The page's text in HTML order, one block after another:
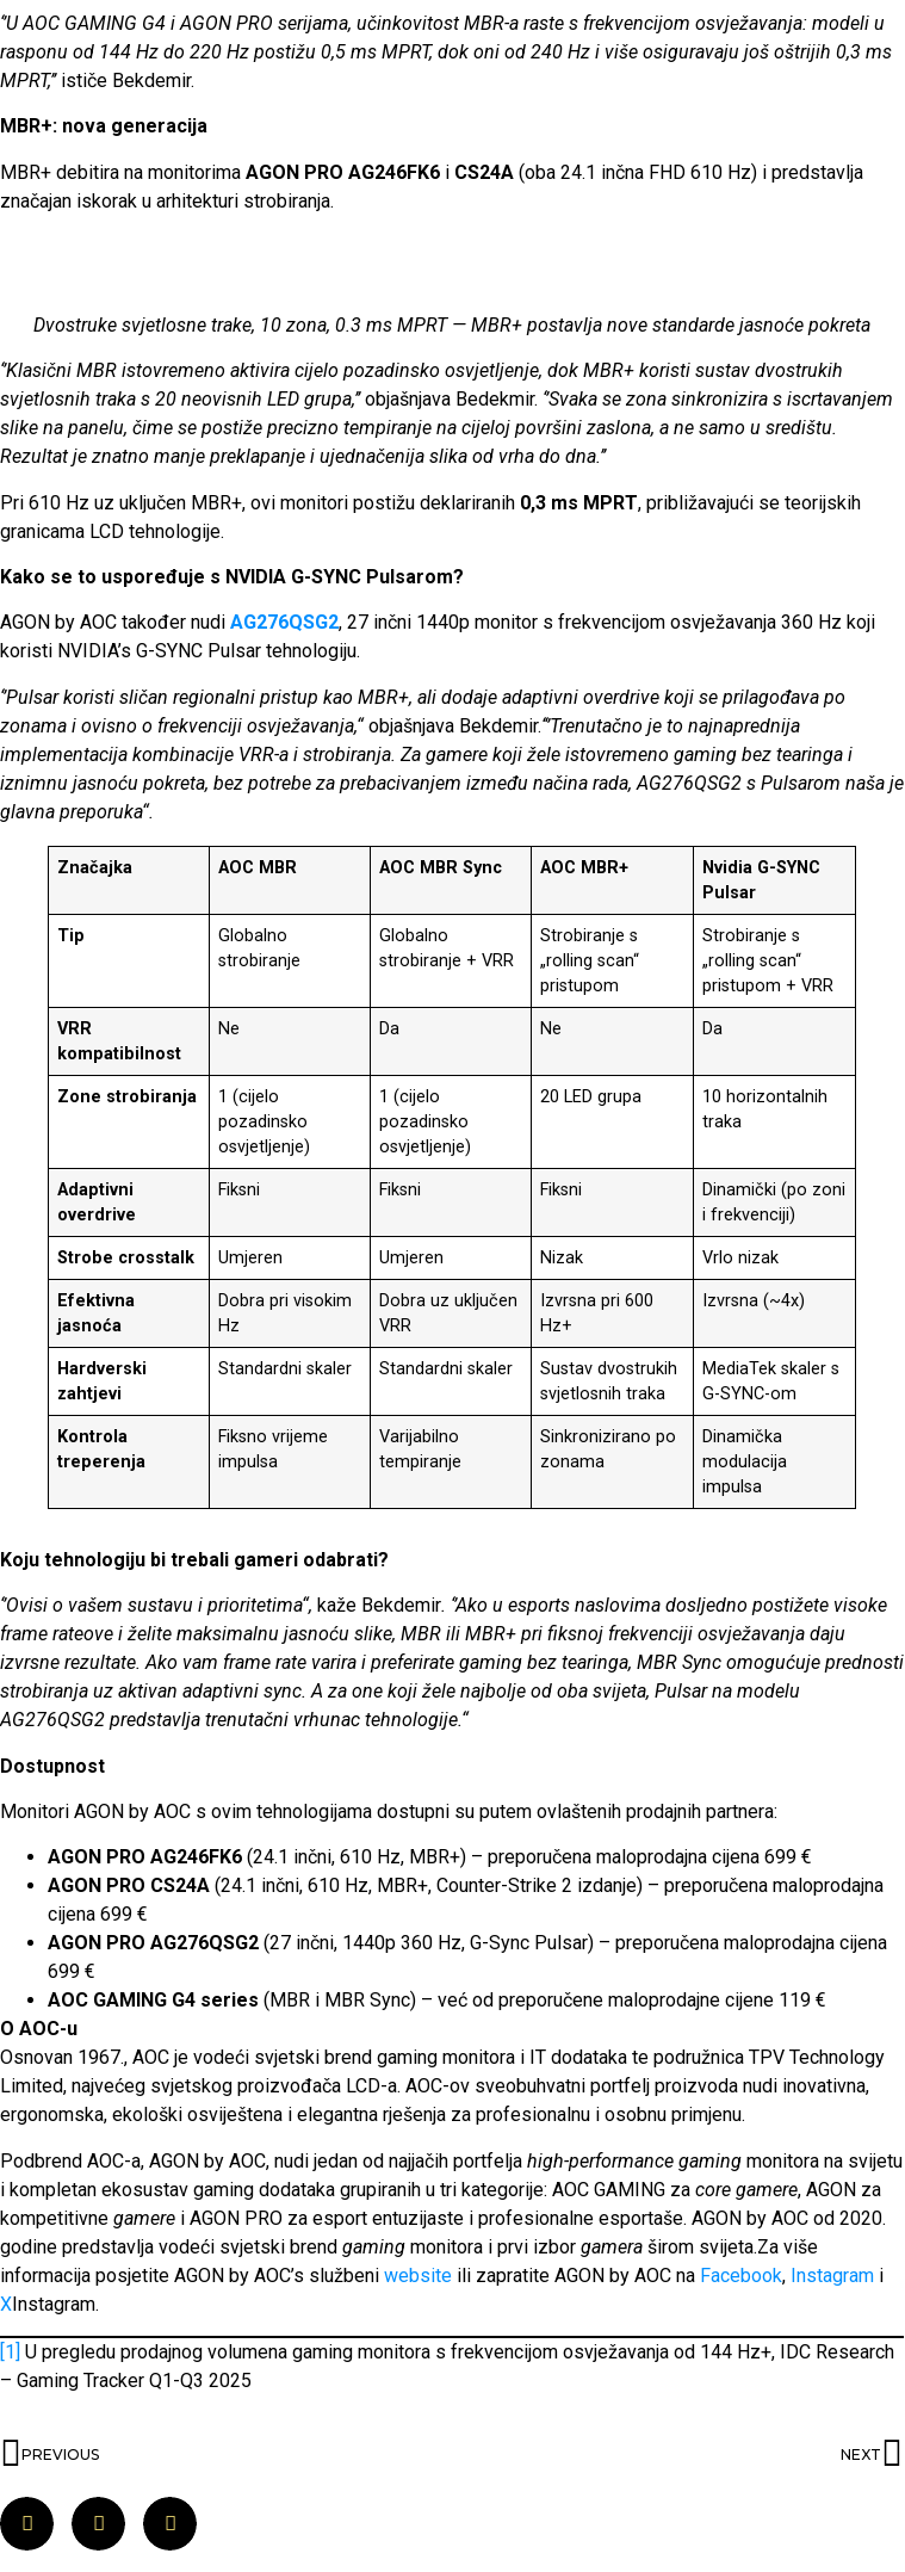
‘’U AOC GAMING G4 i AGON PRO serijama, učinkovitost MBR-a raste s frekvencijom osvježavanja: modeli u
rasponu od 144 Hz do 220 Hz postižu 0,5 ms MPRT, dok oni od 240 Hz i više osiguravaju još oštrijih 0,3 ms
MPRT,’’ističe Bekdemir.
MBR+: nova generacija
MBR+ debitira na monitorima AGON PRO AG246FK6 i CS24A (oba 24.1 inčna FHD 610 Hz) i predstavlja
značajan iskorak u arhitekturi strobiranja.
Dvostruke svjetlosne trake, 10 zona, 0.3 ms MPRT — MBR+ postavlja nove standarde jasnoće pokreta
‘’Klasični MBR istovremeno aktivira cijelo pozadinsko osvjetljenje, dok MBR+ koristi sustav dvostrukih
svjetlosnih traka s 20 neovisnih LED grupa,’’objašnjava Bedekmir. ‘’Svaka se zona sinkronizira s iscrtavanjem
slike na panelu, čime se postiže precizno tempiranje na cijeloj površini zaslona, a ne samo u središtu.
Rezultat je znatno manje preklapanje i ujednačenija slika od vrha do dna.’’
Pri 610 Hz uz uključen MBR+, ovi monitori postižu deklariranih 0,3 ms MPRT, približavajući se teorijskih
granicama LCD tehnologije.
Kako se to uspoređuje s NVIDIA G-SYNC Pulsarom?
AGON by AOC također nudi AG276QSG2, 27 inčni 1440p monitor s frekvencijom osvježavanja 360 Hz koji
koristi NVIDIA’s G-SYNC Pulsar tehnologiju.
‘’Pulsar koristi sličan regionalni pristup kao MBR+, ali dodaje adaptivni overdrive koji se prilagođava po
zonama i ovisno o frekvenciji osvježavanja,“objašnjava Bekdemir.‘‘’Trenutačno je to najnaprednija
implementacija kombinacije VRR-a i strobiranja. Za gamere koji žele istovremeno gaming bez tearinga i
iznimnu jasnoću pokreta, bez potrebe za prebacivanjem između načina rada, AG276QSG2 s Pulsarom naša je
glavna preporuka“.
Značajka AOC MBR AOC MBR Sync AOC MBR+
Nvidia G-SYNC
Pulsar
Tip
Globalno
strobiranje
Globalno
strobiranje + VRR
Strobiranje s
„rolling scan“
pristupom
Strobiranje s
„rolling scan“
pristupom + VRR
VRR
kompatibilnost
Ne Da Ne Da
Zone strobiranja
1 (cijelo
pozadinsko
osvjetljenje)
1 (cijelo
pozadinsko
osvjetljenje)
20 LED grupa
10 horizontalnih
traka
Adaptivni
overdrive
Fiksni Fiksni Fiksni
Dinamički (po zoni
i frekvenciji)
Strobe crosstalk Umjeren Umjeren Nizak Vrlo nizak
Efektivna
jasnoća
Dobra pri visokim
Hz
Dobra uz uključen
VRR
Izvrsna pri 600
Hz+
Izvrsna (~4x)
Hardverski
zahtjevi
Standardni skaler Standardni skaler
Sustav dvostrukih
svjetlosnih traka
MediaTek skaler s
G-SYNC-om
Kontrola
treperenja
Fiksno vrijeme
impulsa
Varijabilno
tempiranje
Sinkronizirano po
zonama
Dinamička
modulacija
impulsa
Koju tehnologiju bi trebali gameri odabrati?
‘’Ovisi o vašem sustavu i prioritetima“, kaže Bekdemir. ‘’Ako u esports naslovima dosljedno postižete visoke
frame rateove i želite maksimalnu jasnoću slike, MBR ili MBR+ pri fiksnoj frekvenciji osvježavanja daju
izvrsne rezultate. Ako vam frame rate varira i preferirate gaming bez tearinga, MBR Sync omogućuje prednosti
strobiranja uz aktivan adaptivni sync. A za one koji žele najbolje od oba svijeta, Pulsar na modelu
AG276QSG2 predstavlja trenutačni vrhunac tehnologije.“
Dostupnost
Monitori AGON by AOC s ovim tehnologijama dostupni su putem ovlaštenih prodajnih partnera:
AGON PRO AG246FK6 (24.1 inčni, 610 Hz, MBR+) – preporučena maloprodajna cijena 699 €
AGON PRO CS24A (24.1 inčni, 610 Hz, MBR+, Counter-Strike 2 izdanje) – preporučena maloprodajna
cijena 699 €
AGON PRO AG276QSG2 (27 inčni, 1440p 360 Hz, G-Sync Pulsar) – preporučena maloprodajna cijena
699 €
AOC GAMING G4 series (MBR i MBR Sync) – već od preporučene maloprodajne cijene 119 €
O AOC-u
Osnovan 1967., AOC je vodeći svjetski brend gaming monitora i IT dodataka te podružnica TPV Technology
Limited, najvećeg svjetskog proizvođača LCD-a. AOC-ov sveobuhvatni portfelj proizvoda nudi inovativna,
ergonomska, ekološki osviještena i elegantna rješenja za profesionalnu i osobnu primjenu.
Podbrend AOC-a, AGON by AOC, nudi jedan od najjačih portfelja high-performance gaming monitora na svijetu
i kompletan ekosustav gaming dodataka grupiranih u tri kategorije: AOC GAMING za core gamere, AGON za
kompetitivne gamere i AGON PRO za esport entuzijaste i profesionalne esportaše. AGON by AOC od 2020.
godine predstavlja vodeći svjetski brend gaming monitora i prvi izbor gamera širom svijeta.Za više
informacija posjetite AGON by AOC’s službeni website ili zapratite AGON by AOC na Facebook, Instagram i
XInstagram.
[1] U pregledu prodajnog volumena gaming monitora s frekvencijom osvježavanja od 144 Hz+, IDC Research
– Gaming Tracker Q1-Q3 2025
PREVIOUS NEXT